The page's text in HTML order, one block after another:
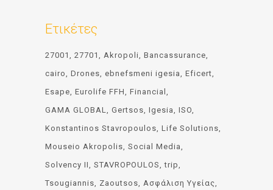
Ετικέτες
27001 27701 Akropoli
Bancassurance
cairo
Drones ebnefsmeni igesia
Eficert
Esape Eurolife FFH
Financial
GAMA GLOBAL
Gertsos Igesia
ISO
Konstantinos Stavropoulos Life Solutions
Mouseio Akropolis Social Media
Solvency II
STAVROPOULOS
trip
Tsougiannis
Zaoutsos Ασφάλιση Υγείας